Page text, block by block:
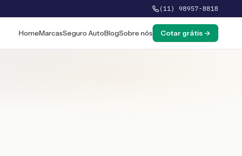
(11) 98957-8818
HomeMarcasSeguro AutoBlogSobre nós Cotar grátis →